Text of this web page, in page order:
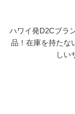
ハワイ発D2Cブラ
品！在庫を持たな
しい